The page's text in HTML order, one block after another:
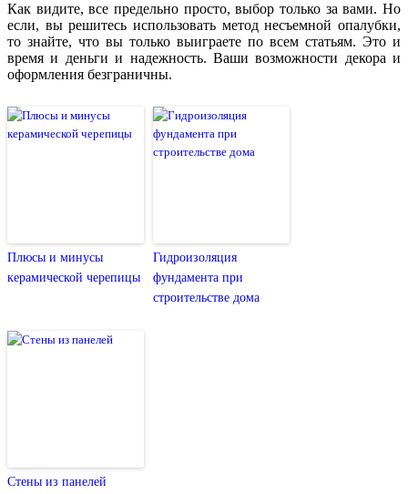
Как видите, все предельно просто, выбор только за вами. Но
если, вы решитесь использовать метод несъемной опалубки,
то знайте, что вы только выиграете по всем статьям. Это и
время и деньги и надежность. Ваши возможности декора и
оформления безграничны.
Плюсы и минусы
керамической черепицы
Гидроизоляция
фундамента при
строительстве дома
Стены из панелей